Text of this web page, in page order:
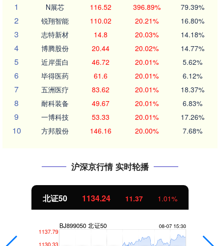
1
N展芯 116.52 396.89% 79.39%
2 锐翔智能 110.02 20.21% 16.80%
3 志特新材 14.8 20.03% 14.18%
4 博腾股份 20.44 20.02% 14.77%
5 近岸蛋白 46.72 20.01% 5.62%
6 毕得医药 61.6 20.01% 6.12%
7 五洲医疗 83.62 20.01% 18.37%
8 耐科装备 49.67 20.01% 6.83%
9 一博科技 53.33 20.01% 17.26%
10 方邦股份 146.16 20.00% 7.68%
沪深京行情 实时轮播
北证50 1134.24 11.37 1.01%